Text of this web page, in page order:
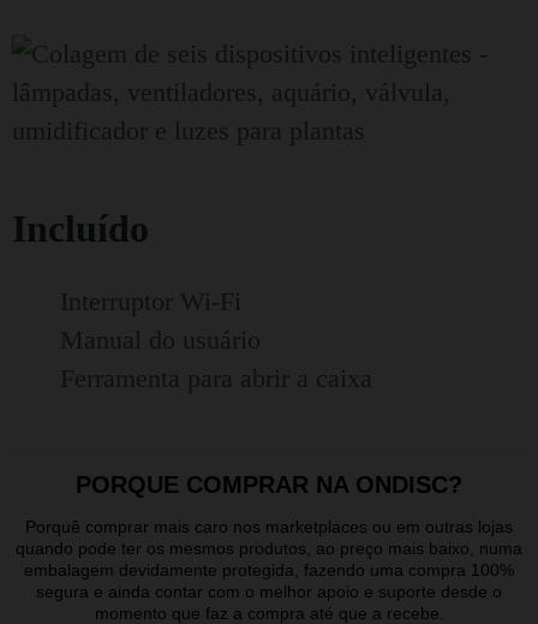
Incluído
Interruptor Wi-Fi
Manual do usuário
Ferramenta para abrir a caixa
PORQUE COMPRAR NA ONDISC?
Porquê comprar mais caro nos marketplaces ou em outras lojas
quando pode ter os mesmos produtos, ao preço mais baixo, numa
embalagem devidamente protegida, fazendo uma compra 100%
segura e ainda contar com o melhor apoio e suporte desde o
momento que faz a compra até que a recebe.